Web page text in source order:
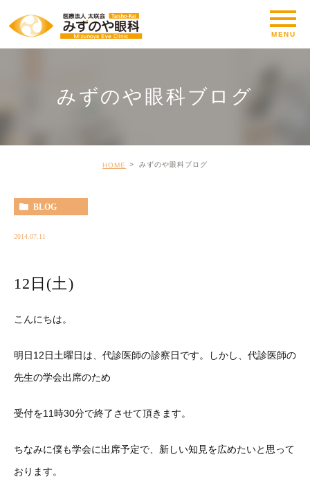
みずのや眼科ブログ
HOME みずのや眼科ブログ
BLOG
2014.07.11
12日(土)
こんにちは。
明日12日土曜日は、代診医師の診察日です。しかし、代診医師の
先生の学会出席のため
受付を11時30分で終了させて頂きます。
ちなみに僕も学会に出席予定で、新しい知見を広めたいと思って
おります。